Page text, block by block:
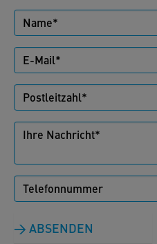
ABSENDEN